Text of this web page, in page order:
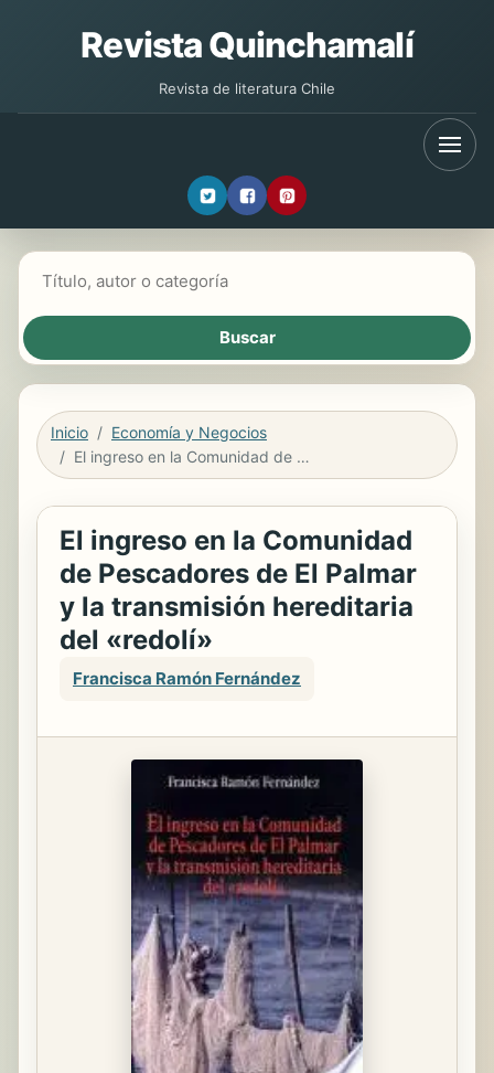
Revista Quinchamalí
Revista de literatura Chile
Inicio
Economía y Negocios
El ingreso en la Comunidad de Pescadores de El Palmar y la transmisión hereditaria del «redolí»
El ingreso en la Comunidad
de Pescadores de El Palmar
y la transmisión hereditaria
del «redolí»
Francisca Ramón Fernández